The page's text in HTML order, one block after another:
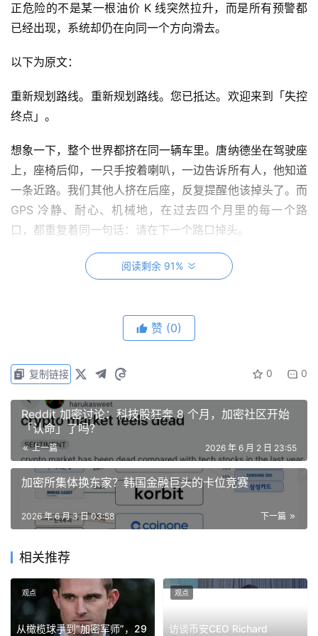
正危险的不是某一根油价 K 线突然拉升，而是所有预警都
已经出现，系统却仍在向同一个方向滑去。
以下为原文：
重新规划路线。重新规划路线。您已抵达。欢迎来到「失控
终点」。
想象一下，整个世界都挤在同一辆车里。唐纳德坐在驾驶座
上，座椅后仰，一只手按着喇叭，一边告诉所有人，他知道
一条近路。我们其他人挤在后座，反复提醒他该掉头了。而
GPS 冷静、耐心、机械地，在过去四个月里的每一个路
口，都重复着同一句话：请在下一个路口掉头。
政府」的阴谋。坐在驾驶座上的人始终相信，自己比车里所
而今天早上，这辆车终于开进了终点。发动机发出异响，油
因为伊朗已经退出谈判。不是象征性地暂停，而是实质性地
离场。
不再通过中间人传递信息，不再让巴基斯坦充当两个不愿坐
到同一张谈判桌前的成年人之间的信使。德黑兰给出的条件
非常明确：除非以色列停止对黎巴嫩和加沙的军事打击，并
而连接红海与亚丁湾的曼德海峡，则可能成为下一个目标，
而且相关动作已经开始推进。
阅读剩余 91%
赞 (0)
0 0
复制链接
Reddit 加密讨论：科技股狂奔 8 个月，加密社区开始
「认命」了吗？
上一篇 2026 年 6 月 2 日 23:55
加密所集体换东家？韩国金融巨头的卡位竞赛
下一篇
2026 年 6 月 3 日 03:58
相关推荐
从橄榄球手到“加密军师”，29
观点
访谈币安CEO Richard
观点